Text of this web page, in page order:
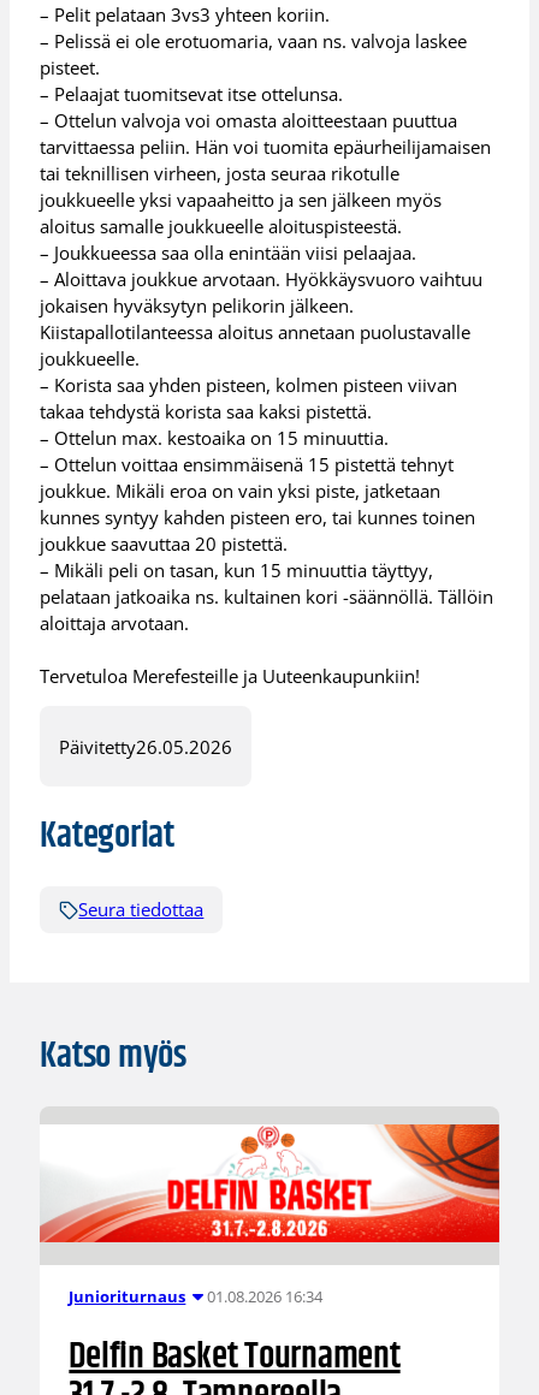
– Pelit pelataan 3vs3 yhteen koriin.
– Pelissä ei ole erotuomaria, vaan ns. valvoja laskee
pisteet.
– Pelaajat tuomitsevat itse ottelunsa.
– Ottelun valvoja voi omasta aloitteestaan puuttua
tarvittaessa peliin. Hän voi tuomita epäurheilijamaisen
tai teknillisen virheen, josta seuraa rikotulle
joukkueelle yksi vapaaheitto ja sen jälkeen myös
aloitus samalle joukkueelle aloituspisteestä.
– Joukkueessa saa olla enintään viisi pelaajaa.
– Aloittava joukkue arvotaan. Hyökkäysvuoro vaihtuu
jokaisen hyväksytyn pelikorin jälkeen.
Kiistapallotilanteessa aloitus annetaan puolustavalle
joukkueelle.
– Korista saa yhden pisteen, kolmen pisteen viivan
takaa tehdystä korista saa kaksi pistettä.
– Ottelun max. kestoaika on 15 minuuttia.
– Ottelun voittaa ensimmäisenä 15 pistettä tehnyt
joukkue. Mikäli eroa on vain yksi piste, jatketaan
kunnes syntyy kahden pisteen ero, tai kunnes toinen
joukkue saavuttaa 20 pistettä.
– Mikäli peli on tasan, kun 15 minuuttia täyttyy,
pelataan jatkoaika ns. kultainen kori -säännöllä. Tällöin
aloittaja arvotaan.
Tervetuloa Merefesteille ja Uuteenkaupunkiin!
Päivitetty26.05.2026
Kategoriat
Seura tiedottaa
Katso myös
Junioriturnaus 01.08.2026 16:34
Delfin Basket Tournament